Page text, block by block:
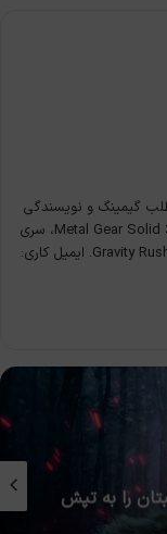
- سلام، سابقه‌ی نوشتن بیش از 3000 مطلب گیمینگ و نویسندگی
در بزرگ‌ترین سایت‌های ایران. بازی‌های مورد علاقه: Metal Gear Solid 3، سری
Devil May Cry، فرنچایز Yakuza: Like a Dragon و Gravity Rush. ایمیل کاری:
اساس داستان